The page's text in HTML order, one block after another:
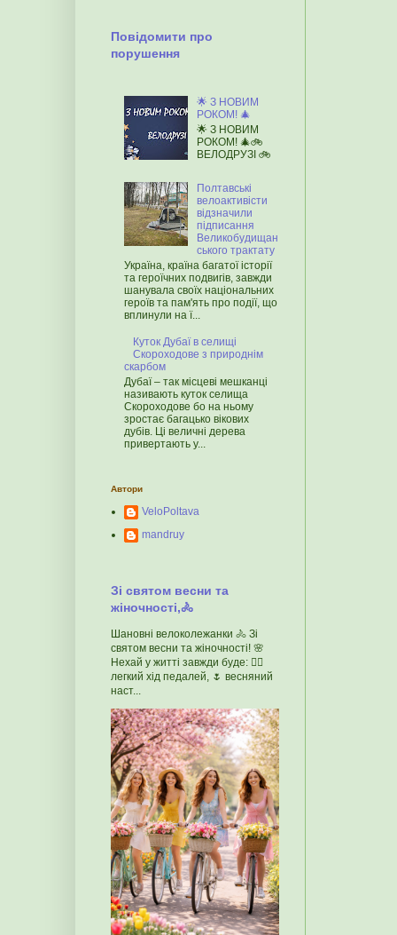
Повідомити про
порушення
🌟 З НОВИМ
РОКОМ! 🎄
🌟 З НОВИМ
РОКОМ! 🎄🚲
ВЕЛОДРУЗІ 🚲
Полтавські
велоактивісти
відзначили
підписання
Великобудищан
ського трактату
Україна, країна багатої історії
та героїчних подвигів, завжди
шанувала своїх національних
героїв та пам'ять про події, що
вплинули на ї...
Куток Дубаї в селищі
Скороходове з природнім
скарбом
Дубаї – так місцеві мешканці
називають куток селища
Скороходове бо на ньому
зростає багацько вікових
дубів. Ці величні дерева
привертають у...
Автори
VeloPoltava
mandruy
Зі святом весни та
жіночності,🚴
Шановні велоколежанки 🚴 Зі
святом весни та жіночності! 🌸
Нехай у житті завжди буде: 🚴‍♀️
легкий хід педалей, 🌷 весняний
наст...